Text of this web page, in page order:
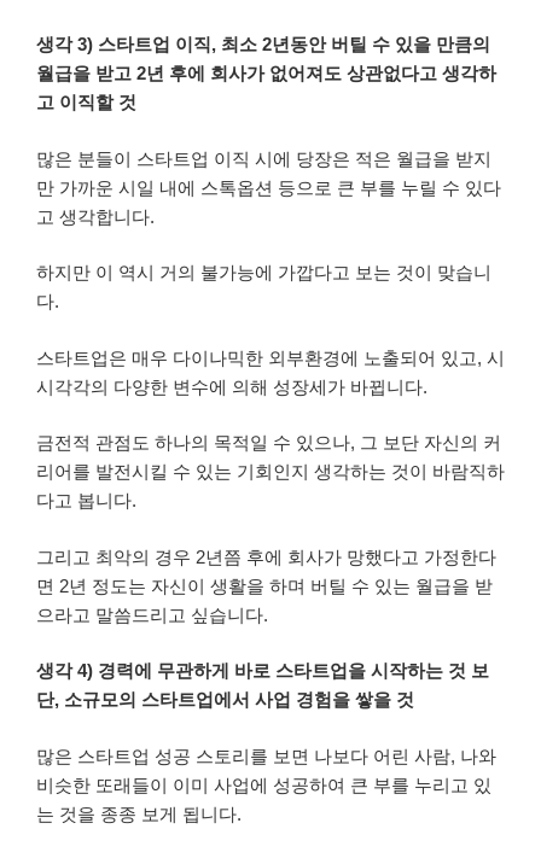
생각 3) 스타트업 이직, 최소 2년동안 버틸 수 있을 만큼의
월급을 받고 2년 후에 회사가 없어져도 상관없다고 생각하
고 이직할 것
많은 분들이 스타트업 이직 시에 당장은 적은 월급을 받지
만 가까운 시일 내에 스톡옵션 등으로 큰 부를 누릴 수 있다
고 생각합니다.
하지만 이 역시 거의 불가능에 가깝다고 보는 것이 맞습니
다.
스타트업은 매우 다이나믹한 외부환경에 노출되어 있고, 시
시각각의 다양한 변수에 의해 성장세가 바뀝니다.
금전적 관점도 하나의 목적일 수 있으나, 그 보단 자신의 커
리어를 발전시킬 수 있는 기회인지 생각하는 것이 바람직하
다고 봅니다.
그리고 최악의 경우 2년쯤 후에 회사가 망했다고 가정한다
면 2년 정도는 자신이 생활을 하며 버틸 수 있는 월급을 받
으라고 말씀드리고 싶습니다.
생각 4) 경력에 무관하게 바로 스타트업을 시작하는 것 보
단, 소규모의 스타트업에서 사업 경험을 쌓을 것
많은 스타트업 성공 스토리를 보면 나보다 어린 사람, 나와
비슷한 또래들이 이미 사업에 성공하여 큰 부를 누리고 있
는 것을 종종 보게 됩니다.